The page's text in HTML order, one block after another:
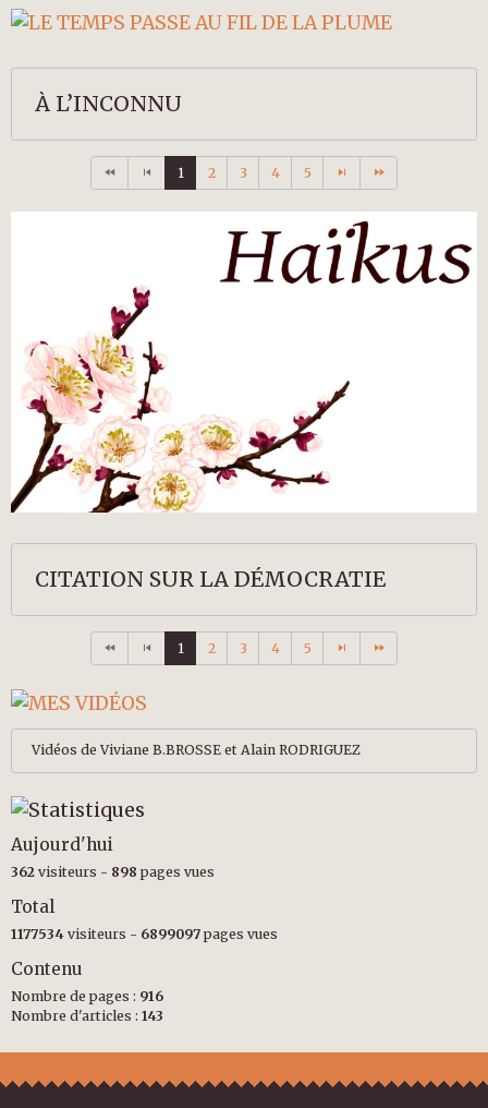
À L’INCONNU
1 2 3 4 5
CITATION SUR LA DÉMOCRATIE
1 2 3 4 5
Vidéos de Viviane B.BROSSE et Alain RODRIGUEZ
Aujourd'hui
362 visiteurs - 898 pages vues
Total
1177534 visiteurs - 6899097 pages vues
Contenu
Nombre de pages : 916
Nombre d'articles : 143